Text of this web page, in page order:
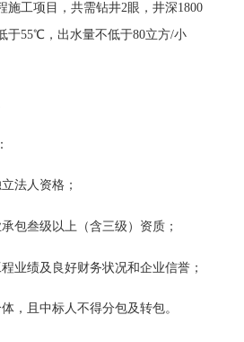
施工项目，共需钻井2眼，井深1800
于55℃，出水量不低于80立方/小
法人资格；
包叁级以上（含三级）资质；
业绩及良好财务状况和企业信誉；
，且中标人不得分包及转包。